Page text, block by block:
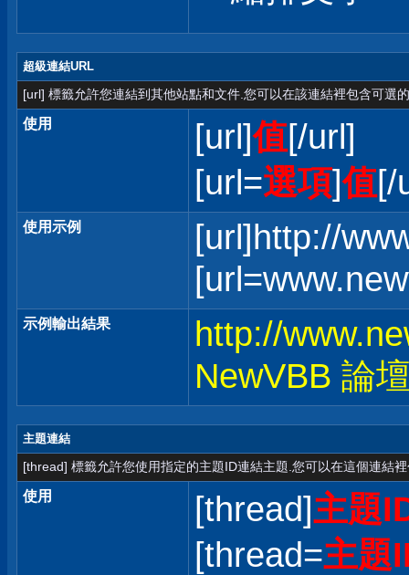
超級連結URL
[url] 標籤允許您連結到其他站點和文件.您可以在該連結裡包含可選
使用 [url]值[/url]
[url=選項]值[/
使用示例
[url]http://
示例輸出結果
http://
NewVBB 論
主題連結
[thread] 標籤允許您使用指定的主題ID連結主題.您可以在這個連結
使用 [thread]主題
[thread=主題